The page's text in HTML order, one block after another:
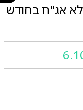
אג"ח בחודש